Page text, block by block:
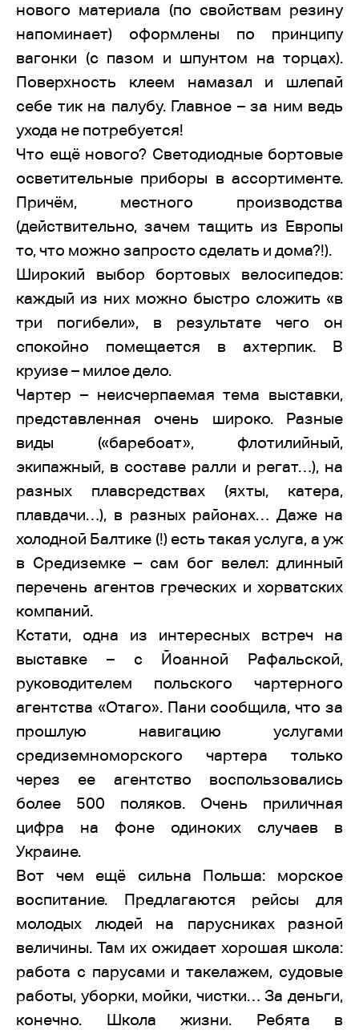
нового материала (по свойствам резину
напоминает) оформлены по принципу
вагонки (с пазом и шпунтом на торцах).
Поверхность клеем намазал и шлепай
себе тик на палубу. Главное – за ним ведь
ухода не потребуется!
Что ещё нового? Светодиодные бортовые
осветительные приборы в ассортименте.
Причём, местного производства
(действительно, зачем тащить из Европы
то, что можно запросто сделать и дома?!).
Широкий выбор бортовых велосипедов:
каждый из них можно быстро сложить «в
три погибели», в результате чего он
спокойно помещается в ахтерпик. В
круизе – милое дело.
Чартер – неисчерпаемая тема выставки,
представленная очень широко. Разные
виды («баребоат», флотилийный,
экипажный, в составе ралли и регат…), на
разных плавсредствах (яхты, катера,
плавдачи…), в разных районах… Даже на
холодной Балтике (!) есть такая услуга, а уж
в Средиземке – сам бог велел: длинный
перечень агентов греческих и хорватских
компаний.
Кстати, одна из интересных встреч на
выставке – с Йоанной Рафальской,
руководителем польского чартерного
агентства «Отаго». Пани сообщила, что за
прошлую навигацию услугами
средиземноморского чартера только
через ее агентство воспользовались
более 500 поляков. Очень приличная
цифра на фоне одиноких случаев в
Украине.
Вот чем ещё сильна Польша: морское
воспитание. Предлагаются рейсы для
молодых людей на парусниках разной
величины. Там их ожидает хорошая школа:
работа с парусами и такелажем, судовые
работы, уборки, мойки, чистки… За деньги,
конечно. Школа жизни. Ребята в